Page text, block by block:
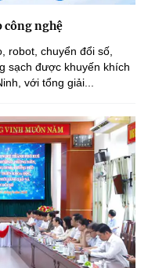
công nghệ
robot, chuyển đổi số,
sạch được khuyến khích
với tổng giải...